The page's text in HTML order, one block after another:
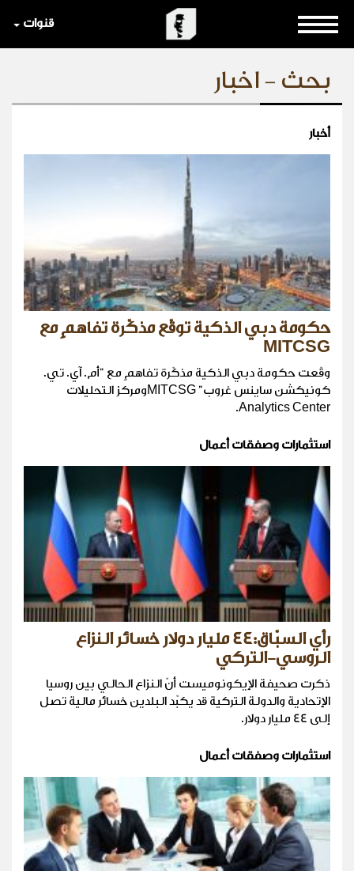
قنوات
بحث - اخبار
أخبار
حكومة دبي الذكية توقّع مذكّرة تفاهمٍ مع
MITCSG
وقّعت حكومة دبي الذكية مذكّرة تفاهمٍ مع "أم. آي. تي.
كونيكشن ساينس غروب" MITCSGومركز التحليلات
Analytics Center.
استثمارات وصفقات أعمال
رأي السبّاق:44 مليار دولار خسائر النزاع
الروسي-التركي
ذكرت صحيفة الإيكونوميست أنّ النزاع الحالي بين روسيا
الإتحادية والدولة التركية قد يكبّد البلدين خسائر مالية تصل
إلى 44 مليار دولار.
استثمارات وصفقات أعمال